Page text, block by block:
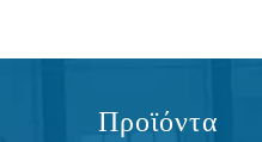
Προϊόντα